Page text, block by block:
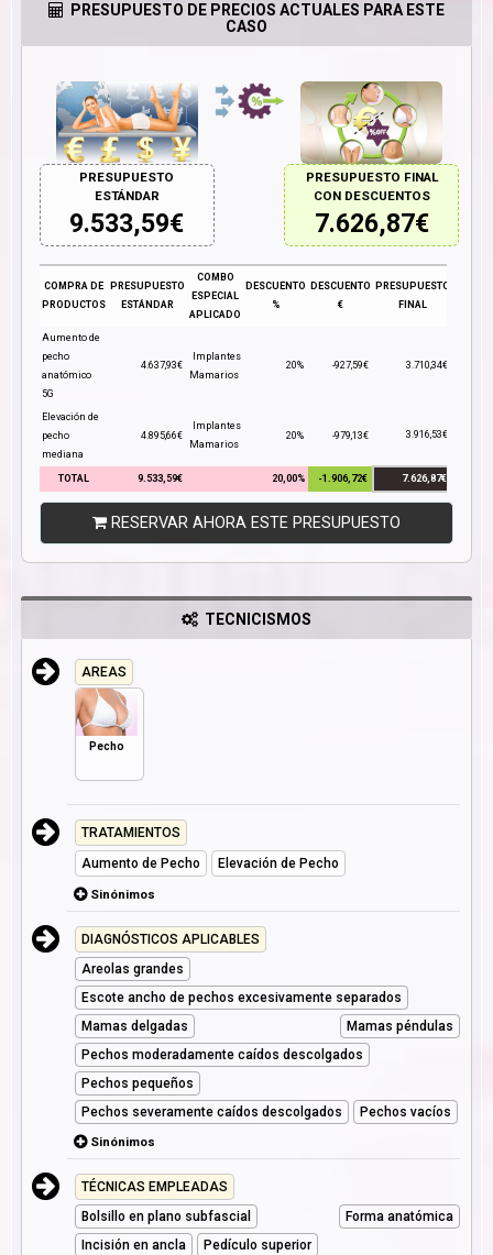
PRESUPUESTO DE PRECIOS ACTUALES PARA ESTE
CASO
PRESUPUESTO
ESTÁNDAR
9.533,59€
PRESUPUESTO FINAL
CON DESCUENTOS
7.626,87€
COMPRA DE
PRODUCTOS
PRESUPUESTO
ESTÁNDAR
COMBO
ESPECIAL
APLICADO
DESCUENTO
%
DESCUENTO
€
PRESUPUESTO
FINAL
Aumento de
pecho
anatómico
5G
4.637,93€
Implantes
Mamarios
20% -927,59€ 3.710,34€
Elevación de
pecho
mediana
4.895,66€
Implantes
Mamarios
20% -979,13€ 3.916,53€
TOTAL 9.533,59€ 20,00% -1.906,72€ 7.626,87€
RESERVAR AHORA ESTE PRESUPUESTO
TECNICISMOS
AREAS
Pecho
TRATAMIENTOS
Aumento de Pecho
Elevación de Pecho
Sinónimos
DIAGNÓSTICOS APLICABLES
Areolas grandes
Escote ancho de pechos excesivamente separados
Mamas delgadas
Mamas péndulas
Pechos moderadamente caídos descolgados
Pechos pequeños
Pechos severamente caídos descolgados
Pechos vacíos
Sinónimos
TÉCNICAS EMPLEADAS
Bolsillo en plano subfascial
Forma anatómica
Incisión en ancla
Pedículo superior